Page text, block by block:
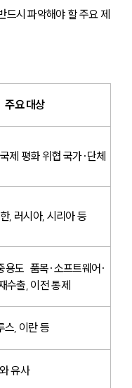
드시 파악해야 할 주요 제
주요 대상
제 평화 위협 국가·단체
, 러시아, 시리아 등
용도 품목·소프트웨어·
수출, 이전 통제
스, 이란 등
유사